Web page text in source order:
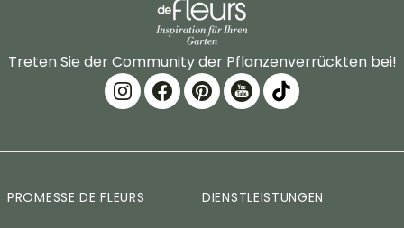
Treten Sie der Community der Pflanzenverrückten bei!
PROMESSE DE FLEURS DIENSTLEISTUNGEN